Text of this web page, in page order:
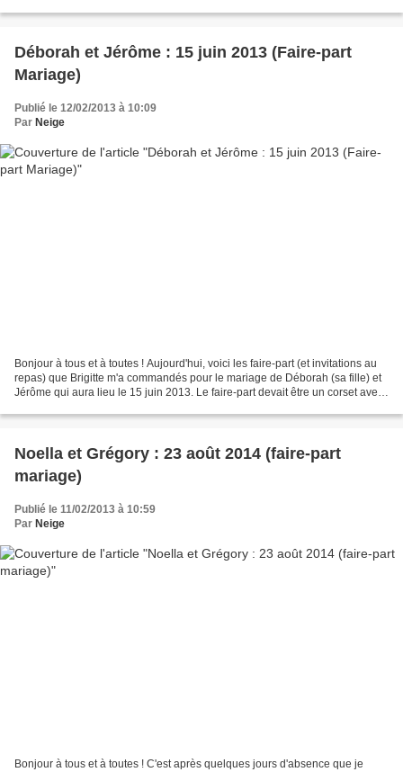
Déborah et Jérôme : 15 juin 2013 (Faire-part
Mariage)
Publié le 12/02/2013 à 10:09
Par Neige
Bonjour à tous et à toutes ! Aujourd'hui, voici les faire-part (et invitations au
repas) que Brigitte m'a commandés pour le mariage de Déborah (sa fille) et
Jérôme qui aura lieu le 15 juin 2013. Le faire-part devait être un corset avec
Noella et Grégory : 23 août 2014 (faire-part
mariage)
Publié le 11/02/2013 à 10:59
Par Neige
Bonjour à tous et à toutes ! C'est après quelques jours d'absence que je